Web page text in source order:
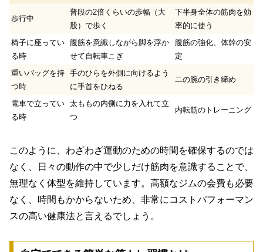
歩行中
普段の2倍くらいの歩幅（大
股）で歩く
下半身全体の筋肉を効
率的に使う
椅子に座ってい
る時
腹筋を意識しながら脚を浮か
せて自転車こぎ
腹筋の強化、体幹の安
定
重いバッグを持
つ時
手のひらを外側に向けるよう
に手首をひねる
二の腕の引き締め
電車で立ってい
る時
太ももの内側に力を入れて立
つ
内転筋のトレーニング
このように、わざわざ運動のための時間を確保するのでは
なく、
日々の動作の中で少しだけ筋肉を意識する ことで、
無理なく体型を維持しています。高額なジムの会費も必要
なく、時間もかからないため、非常にコストパフォーマン
スの高い健康法と言えるでしょう。